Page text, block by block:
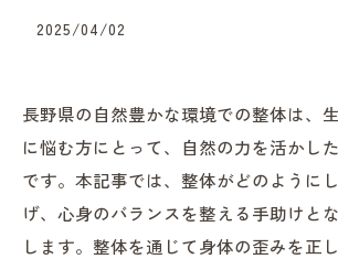
2025/04/02
長野県の自然豊かな環境での整体は、
に悩む方にとって、自然の力を活かし
です。本記事では、整体がどのように
げ、心身のバランスを整える手助けと
します。整体を通じて身体の歪みを正